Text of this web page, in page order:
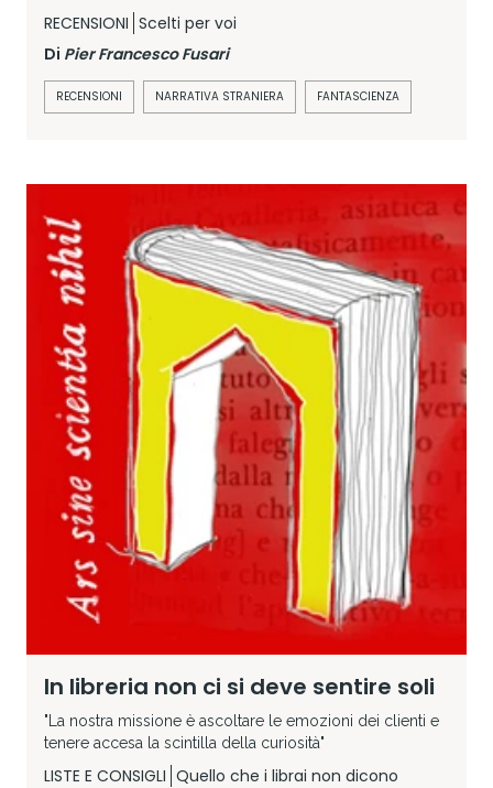
RECENSIONI Scelti per voi
Di Pier Francesco Fusari
RECENSIONI NARRATIVA STRANIERA FANTASCIENZA
In libreria non ci si deve sentire soli
"La nostra missione è ascoltare le emozioni dei clienti e
tenere accesa la scintilla della curiosità"
LISTE E CONSIGLI Quello che i librai non dicono